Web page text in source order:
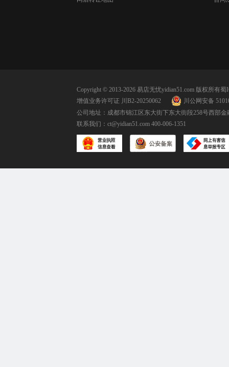
Copyright © 2013-2026 易店无忧yidian51.com 版权所有蜀
增值业务许可证 川B2-20250062
川公网安备
公司地址：成都市锦江区东大街下东大街段258号西部金
联系我们： ct@yidian51.com 400-006-1351